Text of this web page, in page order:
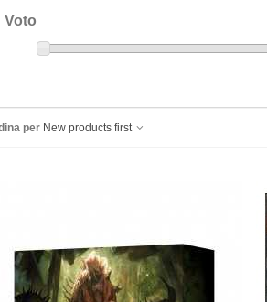
Voto
per New products first